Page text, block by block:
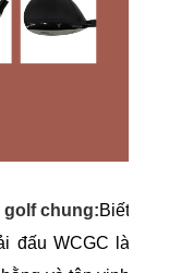
golf chung:Biết
đấu WCGC là